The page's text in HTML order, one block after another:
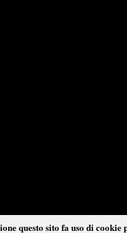
questo sito fa uso di